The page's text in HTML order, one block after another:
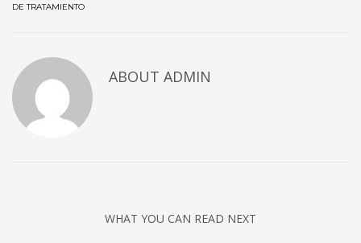
DE TRATAMIENTO
ABOUT ADMIN
WHAT YOU CAN READ NEXT